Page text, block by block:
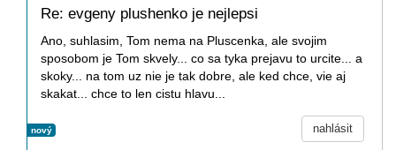
Re: evgeny plushenko je nejlepsi
Ano, suhlasim, Tom nema na Pluscenka, ale svojim
sposobom je Tom skvely... co sa tyka prejavu to urcite... a
skoky... na tom uz nie je tak dobre, ale ked chce, vie aj
skakat... chce to len cistu hlavu...
nový nahlásit